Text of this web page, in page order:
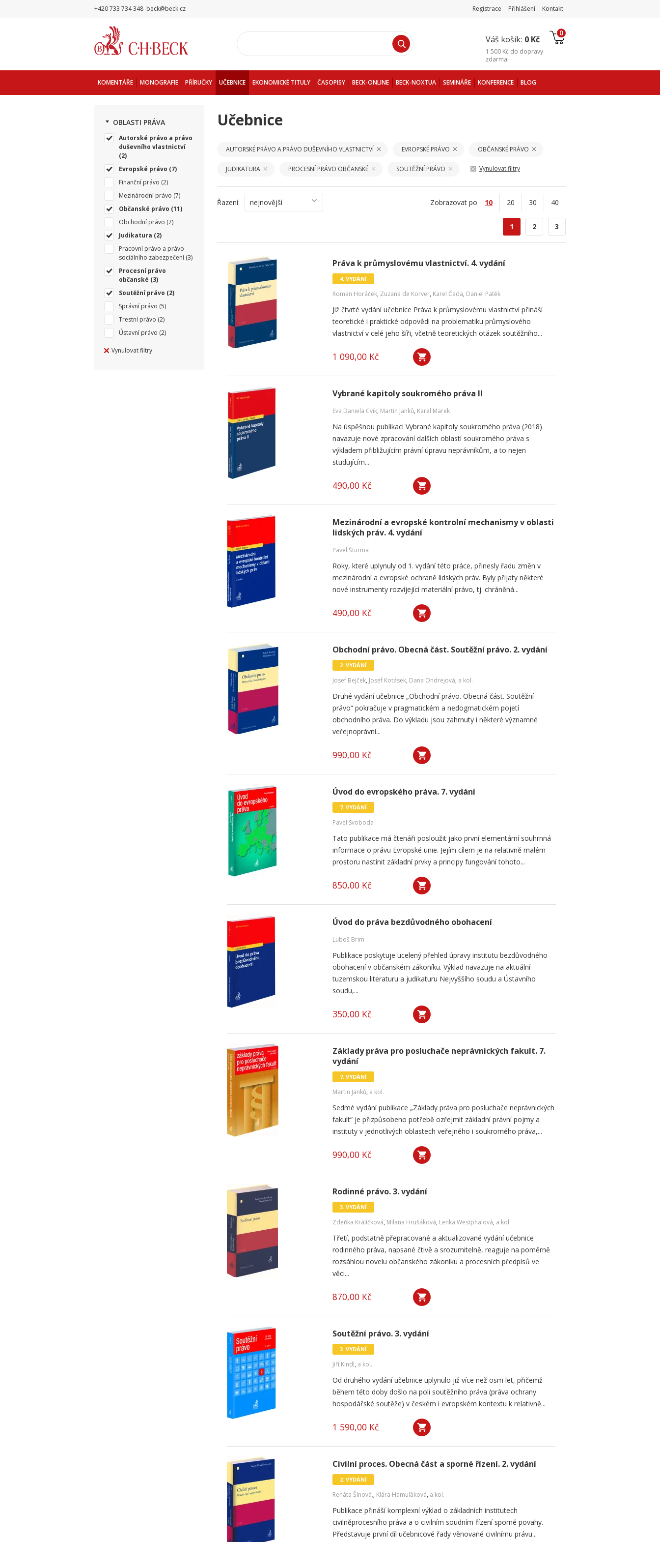
+420 733 734 348 beck@beck.cz Registrace Přihlášení Kontakt
Váš košík: 0 Kč
0
1 500 Kč do dopravy
zdarma.
KOMENTÁŘE MONOGRAFIE PŘÍRUČKY UČEBNICE EKONOMICKÉ TITULY ČASOPISY BECK-ONLINE BECK-NOXTUA SEMINÁŘE KONFERENCE BLOG
OBLASTI PRÁVA
Autorské právo a právo
duševního vlastnictví
(2)
Evropské právo (7)
Finanční právo (2)
Mezinárodní právo (7)
Občanské právo (11)
Obchodní právo (7)
Judikatura (2)
Pracovní právo a právo
sociálního zabezpečení (3)
Procesní právo
občanské (3)
Soutěžní právo (2)
Správní právo (5)
Trestní právo (2)
Ústavní právo (2)
Vynulovat filtry
Učebnice
AUTORSKÉ PRÁVO A PRÁVO DUŠEVNÍHO VLASTNICTVÍ EVROPSKÉ PRÁVO OBČANSKÉ PRÁVO
JUDIKATURA PROCESNÍ PRÁVO OBČANSKÉ SOUTĚŽNÍ PRÁVO Vynulovat filtry
Řazení: nejnovější Zobrazovat po 10 20 30 40
1 2 3
Práva k průmyslovému vlastnictví. 4. vydání
4. VYDÁNÍ
Roman Horáček, Zuzana de Korver, Karel Čada, Daniel Patěk
Již čtvrté vydání učebnice Práva k průmyslovému vlastnictví přináší
teoretické i praktické odpovědi na problematiku průmyslového
vlastnictví v celé jeho šíři, včetně teoretických otázek soutěžního...
1 090,00 Kč
Vybrané kapitoly soukromého práva II
Eva Daniela Cvik, Martin Janků, Karel Marek
Na úspěšnou publikaci Vybrané kapitoly soukromého práva (2018)
navazuje nové zpracování dalších oblastí soukromého práva s
výkladem přibližujícím právní úpravu neprávníkům, a to nejen
studujícím...
490,00 Kč
Mezinárodní a evropské kontrolní mechanismy v oblasti
lidských práv. 4. vydání
Pavel Šturma
Roky, které uplynuly od 1. vydání této práce, přinesly řadu změn v
mezinárodní a evropské ochraně lidských práv. Byly přijaty některé
nové instrumenty rozvíjející materiální právo, tj. chráněná...
490,00 Kč
Obchodní právo. Obecná část. Soutěžní právo. 2. vydání
2. VYDÁNÍ
Josef Bejček, Josef Kotásek, Dana Ondrejová, a kol.
Druhé vydání učebnice „Obchodní právo. Obecná část. Soutěžní
právo“ pokračuje v pragmatickém a nedogmatickém pojetí
obchodního práva. Do výkladu jsou zahrnuty i některé významné
veřejnoprávní...
990,00 Kč
Úvod do evropského práva. 7. vydání
7. VYDÁNÍ
Pavel Svoboda
Tato publikace má čtenáři posloužit jako první elementární souhrnná
informace o právu Evropské unie. Jejím cílem je na relativně malém
prostoru nastínit základní prvky a principy fungování tohoto...
850,00 Kč
Úvod do práva bezdůvodného obohacení
Luboš Brim
Publikace poskytuje ucelený přehled úpravy institutu bezdůvodného
obohacení v občanském zákoníku. Výklad navazuje na aktuální
tuzemskou literaturu a judikaturu Nejvyššího soudu a Ústavního
soudu,...
350,00 Kč
Základy práva pro posluchače neprávnických fakult. 7.
vydání
7. VYDÁNÍ
Martin Janků, a kol.
Sedmé vydání publikace „Základy práva pro posluchače neprávnických
fakult“ je přizpůsobeno potřebě ozřejmit základní právní pojmy a
instituty v jednotlivých oblastech veřejného i soukromého práva,...
990,00 Kč
Rodinné právo. 3. vydání
3. VYDÁNÍ
Zdeňka Králíčková, Milana Hrušáková, Lenka Westphalová, a kol.
Třetí, podstatně přepracované a aktualizované vydání učebnice
rodinného práva, napsané čtivě a srozumitelně, reaguje na poměrně
rozsáhlou novelu občanského zákoníku a procesních předpisů ve
věci...
870,00 Kč
Soutěžní právo. 3. vydání
3. VYDÁNÍ
Jiří Kindl, a kol.
Od druhého vydání učebnice uplynulo již více než osm let, přičemž
během této doby došlo na poli soutěžního práva (práva ochrany
hospodářské soutěže) v českém i evropském kontextu k relativně...
1 590,00 Kč
Civilní proces. Obecná část a sporné řízení. 2. vydání
2. VYDÁNÍ
Renáta Šínová,, Klára Hamuľáková, a kol.
Publikace přináší komplexní výklad o základních institutech
civilněprocesního práva a o civilním soudním řízení sporné povahy.
Představuje první díl učebnicové řady věnované civilnímu právu...